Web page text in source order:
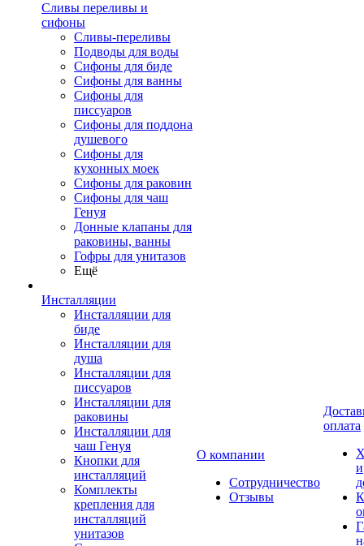
Сливы переливы и
сифоны
Сливы-переливы
Подводы для воды
Сифоны для биде
Сифоны для ванны
Сифоны для
писсуаров
Сифоны для поддона
душевого
Сифоны для
кухонных моек
Сифоны для раковин
Сифоны для чаш
Генуя
Донные клапаны для
раковины, ванны
Гофры для унитазов
Ещё
Инсталляции
Инсталляции для
биде
Инсталляции для
душа
Инсталляции для
писсуаров
Инсталляции для
раковины
Инсталляции для
чаш Генуя
Кнопки для
инсталляций
Комплекты
крепления для
инсталляций
унитазов
О компании
Сотрудничество
Отзывы
оплата
и